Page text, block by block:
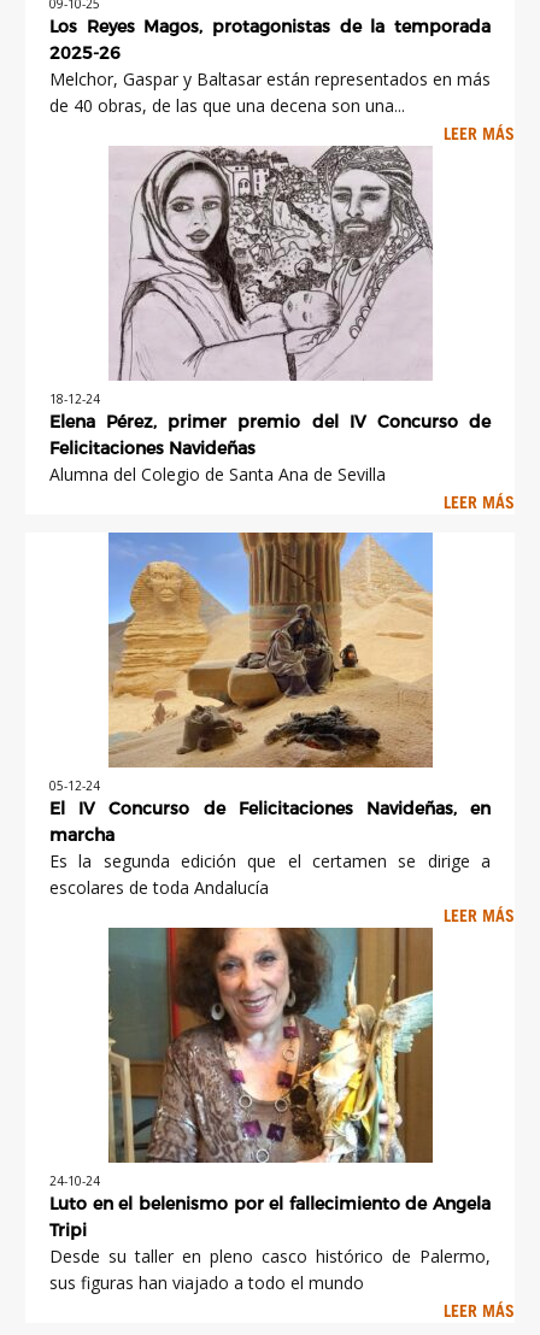
Los Reyes Magos, protagonistas de la temporada
2025-26
Melchor, Gaspar y Baltasar están representados en más
de 40 obras, de las que una decena son una...
LEER MÁS
18-12-24
Elena Pérez, primer premio del IV Concurso de
Felicitaciones Navideñas
Alumna del Colegio de Santa Ana de Sevilla
LEER MÁS
05-12-24
El IV Concurso de Felicitaciones Navideñas, en
marcha
Es la segunda edición que el certamen se dirige a
escolares de toda Andalucía
LEER MÁS
24-10-24
Luto en el belenismo por el fallecimiento de Angela
Tripi
Desde su taller en pleno casco histórico de Palermo,
sus figuras han viajado a todo el mundo
LEER MÁS